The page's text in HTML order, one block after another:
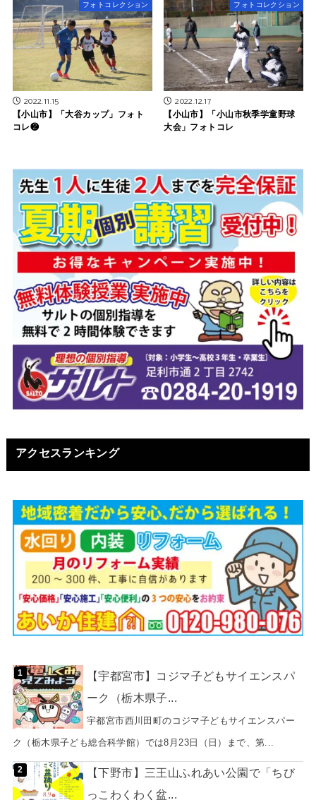
フォトコレクション
2022.11.15
【小山市】「大谷カップ」フォト
コレ❷
フォトコレクション
2022.12.17
【小山市】「小山市秋季学童野球
大会」フォトコレ
アクセスランキング
【宇都宮市】コジマ子どもサイエンスパ
ーク（栃木県子...
宇都宮市西川田町のコジマ子どもサイエンスパー
ク（栃木県子ども総合科学館）では8月23日（日）まで、第...
【下野市】三王山ふれあい公園で「ちび
っこわくわく盆...